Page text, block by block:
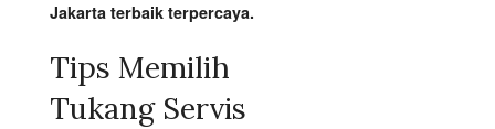
Jakarta terbaik terpercaya.
Tips Memilih
Tukang Servis